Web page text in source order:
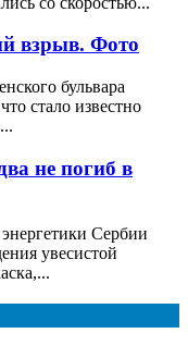
взрыв. Фото
бульвара
стало известно
не погиб в
Сербии
увесистой